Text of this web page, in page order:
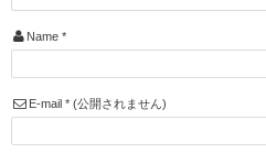
Name *
E-mail *(公開されません)